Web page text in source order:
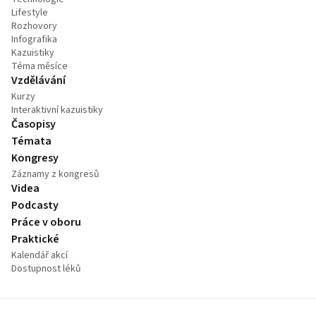
Lifestyle
Rozhovory
Infografika
Kazuistiky
Téma měsíce
Vzdělávání
Kurzy
Interaktivní kazuistiky
Časopisy
Témata
Kongresy
Záznamy z kongresů
Videa
Podcasty
Práce v oboru
Praktické
Kalendář akcí
Dostupnost léků